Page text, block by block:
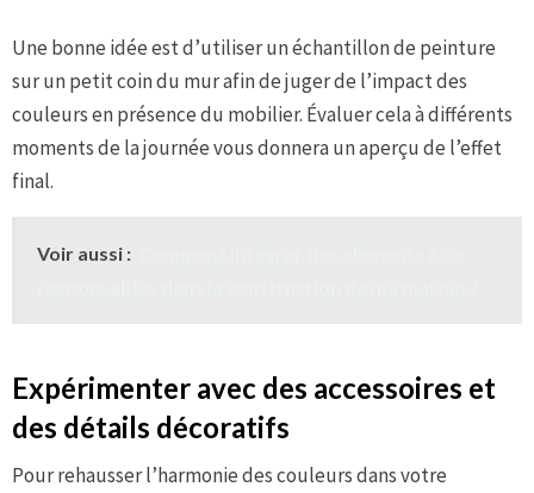
Une bonne idée est d’utiliser un échantillon de peinture
sur un petit coin du mur afin de juger de l’impact des
couleurs en présence du mobilier. Évaluer cela à différents
moments de la journée vous donnera un aperçu de l’effet
final.
Voir aussi :
Expérimenter avec des accessoires et
des détails décoratifs
Pour rehausser l’harmonie des couleurs dans votre